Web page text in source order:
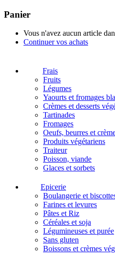
Panier
Vous n'avez aucun article
Continuer vos achats
Frais
Fruits
Légumes
Yaourts et fromages
Crèmes et desserts
Tartinades
Fromages
Oeufs, beurres et
Produits végétariens
Traiteur
Poisson, viande
Glaces et sorbets
Epicerie
Boulangerie et
Farines et levures
Pâtes et Riz
Céréales et soja
Légumineuses et purée
Sans gluten
Boissons et crèmes